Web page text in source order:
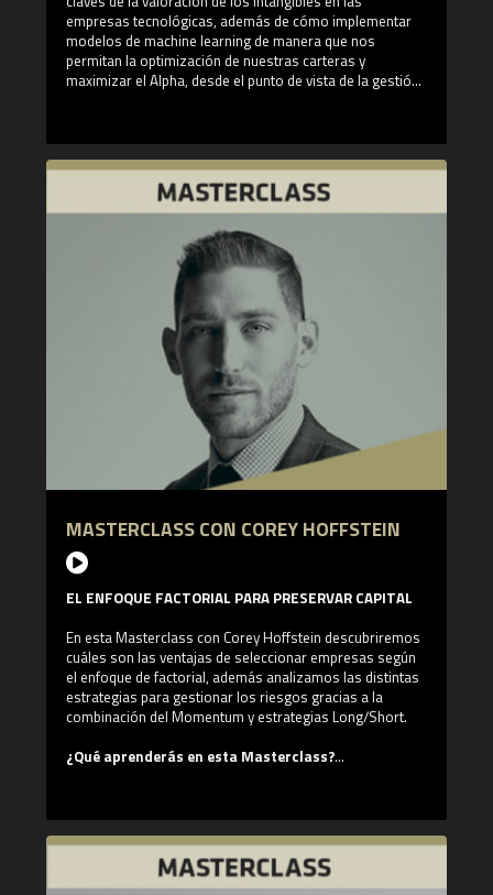
empresas tecnológicas, además de cómo implementar
modelos de machine learning de manera que nos
permitan la optimización de nuestras carteras y
maximizar el Alpha, desde el punto de vista de la gestión
¿Qué aprenderás en esta Masterclass?
- La importancia de los intangibles también en las
empresas tecnológicas: cómo valorarlos.
- Cómo establecer y optimizar un modelo de valoración.
- La generación de Alpha a través del machine learning
- El machine learning en la gestión profesional de
¿Quién es Adam Butler?
Adam cuenta con 15 años de experiencia en gestión de
inversiones, incluidos 12 años como gestor de carteras,
y es titular de las certificaciones de CFA y CAIA.
Es el principal responsable de investigación relacionada
con la gestión de carteras de inversión, y es el autor
principal de varios libros de investigación. Adam trabajó
como gestor de carteras en Richardson GMP y Macquarie
Private Wealth y como asesor de inversiones en BMO
Nesbitt Burns. Posteriormente, Adam, junto con sus
metodología de inversión centrada cuantitativamente
como gestor de cartera en Dundee Goodman Private
heritage antes de lanzar ReSolve Asset Management. El
trabajo de Adam se publica en el blog de investigación de
MASTERCLASS CON COREY HOFFSTEIN
EL ENFOQUE FACTORIAL PARA PRESERVAR CAPITAL
En esta Masterclass con Corey Hoffstein descubriremos
cuáles son las ventajas de seleccionar empresas según
el enfoque de factorial, además analizamos las distintas
estrategias para gestionar los riesgos gracias a la
combinación del Momentum y estrategias Long/Short.
¿Qué aprenderás en esta Masterclass?
- Las claves para aplicar el Momentum en nuestras
inversiones
- Estrategias combinadas de Long/Short
- La valoración de los intangibles como Core de la